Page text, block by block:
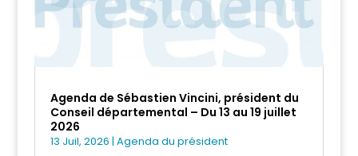
Agenda de Sébastien Vincini, président du
Conseil départemental – Du 13 au 19 juillet
2026
13 Juil, 2026 | Agenda du président